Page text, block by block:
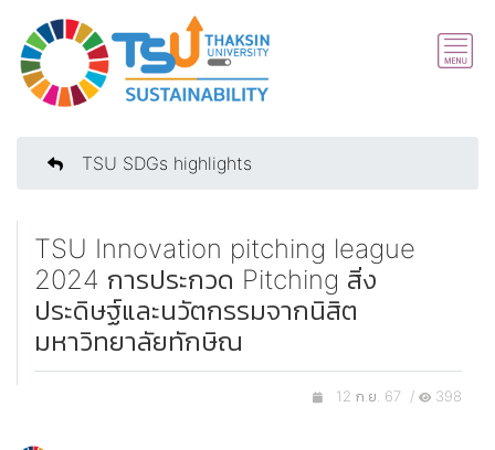
TSU SDGs highlights
TSU Innovation pitching league
2024 การประกวด Pitching สิ่ง
ประดิษฐ์และนวัตกรรมจากนิสิต
มหาวิทยาลัยทักษิณ
12 ก.ย. 67 / 398